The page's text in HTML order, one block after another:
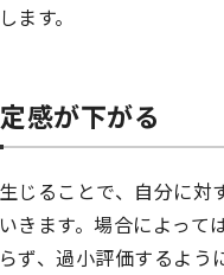
ます。
感が下がる
じることで、自分に対
きます。場合によって
ず、過小評価するよう